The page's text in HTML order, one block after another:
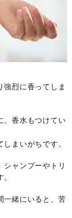
強烈に香ってしま
、香水もつけてい
まいがちです。
ャンプーやトリ
一緒にいると、苦